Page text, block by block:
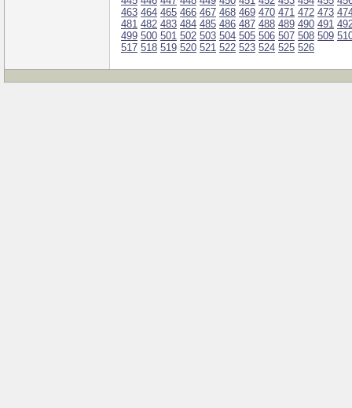
463 464 465 466 467 468 469 470 471 472 473
481 482 483 484 485 486 487 488 489 490 491
499 500 501 502 503 504 505 506 507 508 509
517 518 519 520 521 522 523 524 525 526